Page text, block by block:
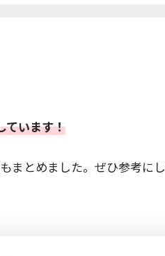
ています！
とめました。ぜひ参考にし